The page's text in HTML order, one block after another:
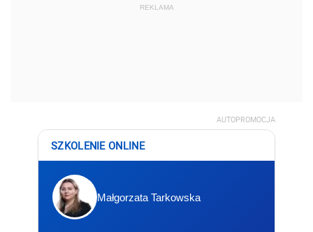
REKLAMA
AUTOPROMOCJA
SZKOLENIE ONLINE
Małgorzata Tarkowska